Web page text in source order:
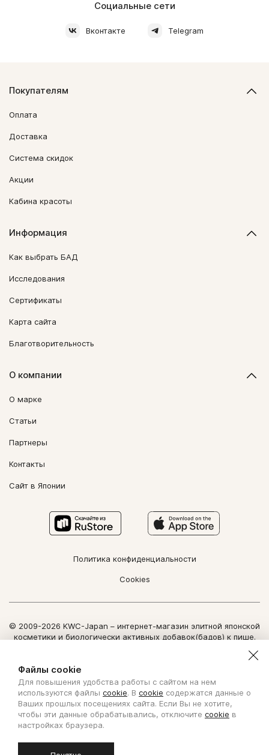
Социальные сети
Вконтакте Telegram
Покупателям
Оплата
Доставка
Система скидок
Акции
Кабина красоты
Информация
Как выбрать БАД
Исследования
Сертификаты
Карта сайта
Благотворительность
О компании
О марке
Статьи
Партнеры
Контакты
Сайт в Японии
Политика конфиденциальности
Cookies
© 2009-2026 KWC-Japan – интернет-магазин элитной японской
косметики и биологически активных добавок(бадов) к пище.
Использование информации сайта возможно только по
Copyright Nozomi Direct 2011. All rights reserved. The use of the
information is possible only by written permit from Nozomi Direct.
Создано с ❤ в KISLOROD
Файлы cookie
Для повышения удобства работы с сайтом на нем
используются файлы cookie. В cookie содержатся данные о
Ваших прошлых посещениях сайта. Если Вы не хотите,
чтобы эти данные обрабатывались, отключите cookie в
настройках браузера.